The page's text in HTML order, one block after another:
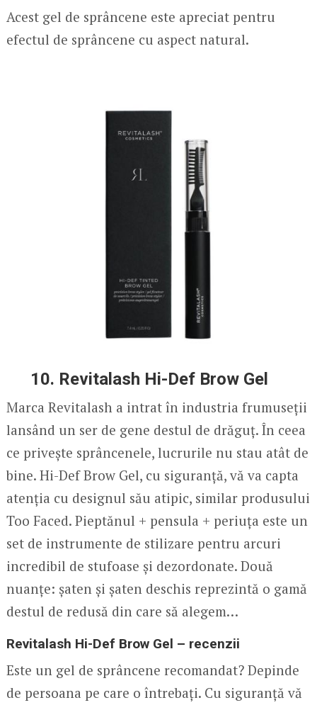
Acest gel de sprâncene este apreciat pentru
efectul de sprâncene cu aspect natural.
10. Revitalash Hi-Def Brow Gel
Marca Revitalash a intrat în industria frumuseții
lansând un ser de gene destul de drăguț. În ceea
ce privește sprâncenele, lucrurile nu stau atât de
bine. Hi-Def Brow Gel, cu siguranță, vă va capta
atenția cu designul său atipic, similar produsului
Too Faced. Pieptănul + pensula + periuța este un
set de instrumente de stilizare pentru arcuri
incredibil de stufoase și dezordonate. Două
nuanțe: șaten și șaten deschis reprezintă o gamă
destul de redusă din care să alegem…
Revitalash Hi-Def Brow Gel – recenzii
Este un gel de sprâncene recomandat? Depinde
de persoana pe care o întrebați. Cu siguranță vă